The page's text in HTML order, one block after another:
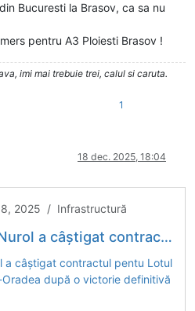
Bucuresti la Brasov, ca sa nu
pentru A3 Ploiesti Brasov !
imi mai trebuie trei, calul si caruta.
1
18 dec. 2025, 18:04
2025 / Infrastructură
Drumul Expres Arad-Oradea după o victorie definitivă în instanță